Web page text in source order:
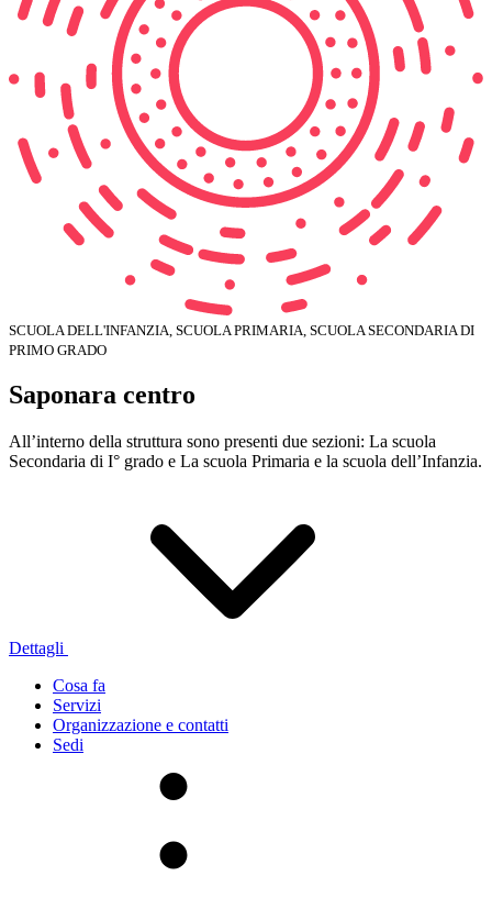
SCUOLA DELL'INFANZIA, SCUOLA PRIMARIA, SCUOLA SECONDARIA DI
PRIMO GRADO
Saponara centro
All’interno della struttura sono presenti due sezioni: La scuola
Secondaria di I° grado e La scuola Primaria e la scuola dell’Infanzia.
Dettagli
Cosa fa
Servizi
Organizzazione e contatti
Sedi